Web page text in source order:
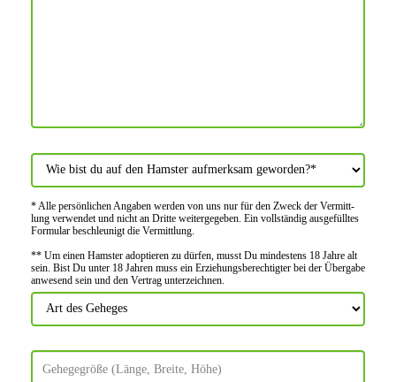
* Alle persön­lichen Angaben werden von uns nur für den Zweck der Vermitt­
lung verwendet und nicht an Dritte weiter­gegeben. Ein voll­ständig ausge­fülltes
Formular beschleu­nigt die Vermitt­lung.
** Um einen Hamster adoptieren zu dürfen, musst Du mindes­tens 18 Jahre alt
sein. Bist Du unter 18 Jahren muss ein Erziehungs­berechtigter bei der Über­gabe
anwes­end sein und den Vertrag unter­zeichnen.